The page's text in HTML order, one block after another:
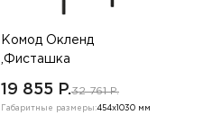
Комод Окленд
,Фисташка
19 855 P.32 761 P.
Габаритные размеры:454х1030 мм